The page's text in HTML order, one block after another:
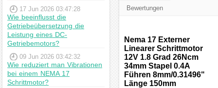
17 Jun 2026 03:47:28
Wie beeinflusst die
Getriebeübersetzung die
Leistung eines DC-
Getriebemotors?
09 Jun 2026 03:42:32
Wie reduziert man Vibrationen
bei einem NEMA 17
Schrittmotor?
Bewertungen
Nema 17 Externer
Linearer Schrittmotor
12V 1.8 Grad 26Ncm
34mm Stapel 0.4A
Führen 8mm/0.31496"
Länge 150mm